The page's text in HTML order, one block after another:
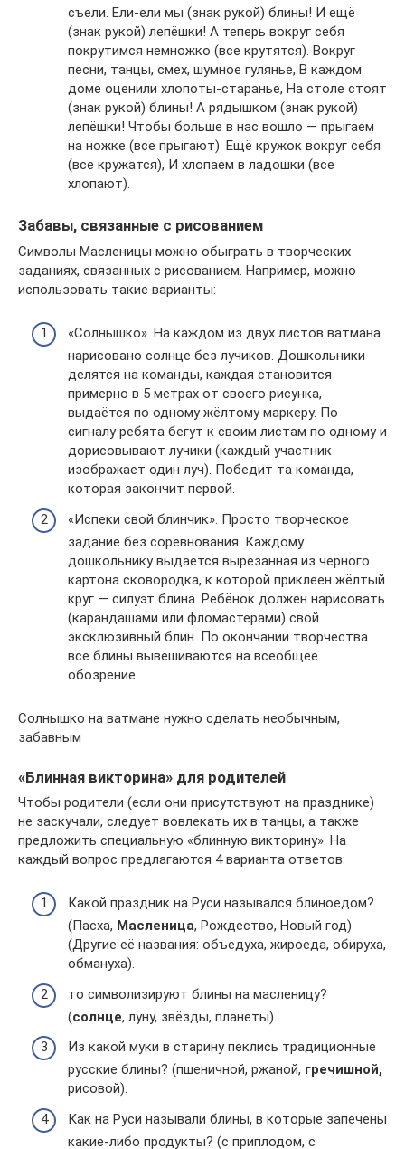
съели. Ели-ели мы (знак рукой) блины! И ещё
(знак рукой) лепёшки! А теперь вокруг себя
покрутимся немножко (все крутятся). Вокруг
песни, танцы, смех, шумное гулянье, В каждом
доме оценили хлопоты-старанье, На столе стоят
(знак рукой) блины! А рядышком (знак рукой)
лепёшки! Чтобы больше в нас вошло — прыгаем
на ножке (все прыгают). Ещё кружок вокруг себя
(все кружатся), И хлопаем в ладошки (все
хлопают).
Забавы, связанные с рисованием
Символы Масленицы можно обыграть в творческих
заданиях, связанных с рисованием. Например, можно
использовать такие варианты:
«Солнышко». На каждом из двух листов ватмана
нарисовано солнце без лучиков. Дошкольники
делятся на команды, каждая становится
примерно в 5 метрах от своего рисунка,
выдаётся по одному жёлтому маркеру. По
сигналу ребята бегут к своим листам по одному и
дорисовывают лучики (каждый участник
изображает один луч). Победит та команда,
которая закончит первой.
«Испеки свой блинчик». Просто творческое
задание без соревнования. Каждому
дошкольнику выдаётся вырезанная из чёрного
картона сковородка, к которой приклеен жёлтый
круг — силуэт блина. Ребёнок должен нарисовать
(карандашами или фломастерами) свой
эксклюзивный блин. По окончании творчества
все блины вывешиваются на всеобщее
обозрение.
Солнышко на ватмане нужно сделать необычным,
забавным
«Блинная викторина» для родителей
Чтобы родители (если они присутствуют на празднике)
не заскучали, следует вовлекать их в танцы, а также
предложить специальную «блинную викторину». На
каждый вопрос предлагаются 4 варианта ответов:
Какой праздник на Руси назывался блиноедом?
(Пасха, Масленица, Рождество, Новый год)
(Другие её названия: объедуха, жироеда, обируха,
обмануха).
то символизируют блины на масленицу?
(солнце, луну, звёзды, планеты).
Из какой муки в старину пеклись традиционные
русские блины? (пшеничной, ржаной, гречишной,
рисовой).
Как на Руси называли блины, в которые запечены
какие-либо продукты? (с приплодом, с